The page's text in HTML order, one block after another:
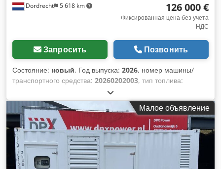
Dordrecht 5 618 km 126 000 €
Фиксированная цена без учета
НДС
Запросить Позвонить
Состояние: новый, Год выпуска: 2026, номер машины/
транспортного средства: 20260202003, тип топлива:
, производитель двигателей:
Назначение: строительство Собственный вес: 7 970 кг
Мощность генератора: 1 250 кВА Размеры грузового
отсека: 455 x 205 x 244 см Сертификация CE: да Объем
водяного бака: 1 450 л Свяжитесь с командой DPX для
получения дополнительной информации. =
Дополнительные опции и аксессуары = Dcodpsx Nl A Nsfx
Amyek - Аккумулятор - Панель управления - Цистерна
Малое объявление